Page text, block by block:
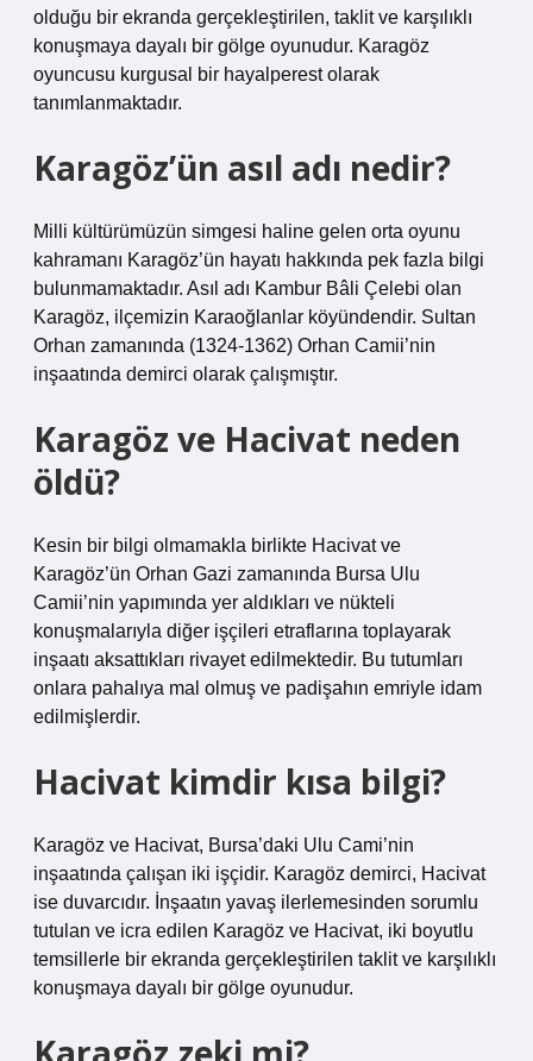
olduğu bir ekranda gerçekleştirilen, taklit ve karşılıklı
konuşmaya dayalı bir gölge oyunudur. Karagöz
oyuncusu kurgusal bir hayalperest olarak
tanımlanmaktadır.
Karagöz’ün asıl adı nedir?
Milli kültürümüzün simgesi haline gelen orta oyunu
kahramanı Karagöz’ün hayatı hakkında pek fazla bilgi
bulunmamaktadır. Asıl adı Kambur Bâli Çelebi olan
Karagöz, ilçemizin Karaoğlanlar köyündendir. Sultan
Orhan zamanında (1324-1362) Orhan Camii’nin
inşaatında demirci olarak çalışmıştır.
Karagöz ve Hacivat neden
öldü?
Kesin bir bilgi olmamakla birlikte Hacivat ve
Karagöz’ün Orhan Gazi zamanında Bursa Ulu
Camii’nin yapımında yer aldıkları ve nükteli
konuşmalarıyla diğer işçileri etraflarına toplayarak
inşaatı aksattıkları rivayet edilmektedir. Bu tutumları
onlara pahalıya mal olmuş ve padişahın emriyle idam
edilmişlerdir.
Hacivat kimdir kısa bilgi?
Karagöz ve Hacivat, Bursa’daki Ulu Cami’nin
inşaatında çalışan iki işçidir. Karagöz demirci, Hacivat
ise duvarcıdır. İnşaatın yavaş ilerlemesinden sorumlu
tutulan ve icra edilen Karagöz ve Hacivat, iki boyutlu
temsillerle bir ekranda gerçekleştirilen taklit ve karşılıklı
konuşmaya dayalı bir gölge oyunudur.